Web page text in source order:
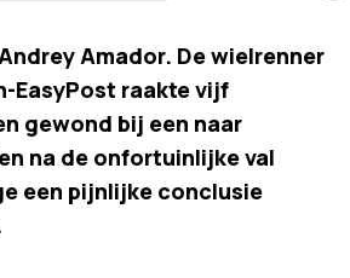
Amador. De wielrenner
EasyPost raakte vijf
gewond bij een naar
na de onfortuinlijke val
een pijnlijke conclusie